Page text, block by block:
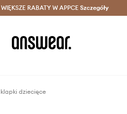
> Dostawa nawet w 24h >
RABATY W APPCESzczegóły
dziecięce